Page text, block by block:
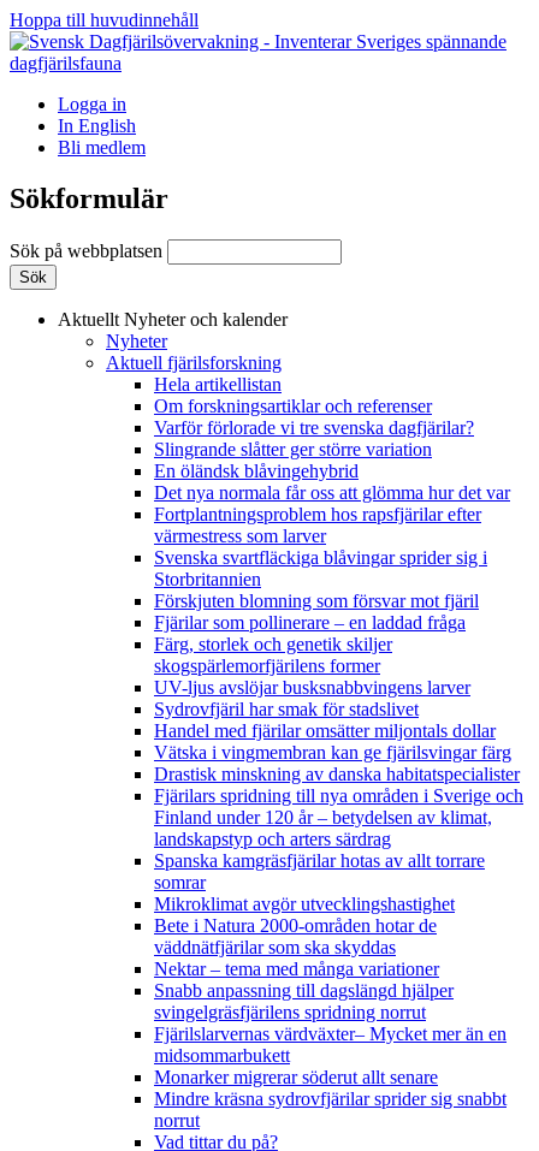
Hoppa till huvudinnehåll
Logga in
In English
Bli medlem
Sökformulär
Sök på webbplatsen
Aktuellt Nyheter och kalender
Nyheter
Aktuell fjärilsforskning
Hela artikellistan
Om forskningsartiklar och referenser
Varför förlorade vi tre svenska dagfjärilar?
Slingrande slåtter ger större variation
En öländsk blåvingehybrid
Det nya normala får oss att glömma hur det var
Fortplantningsproblem hos rapsfjärilar efter
värmestress som larver
Svenska svartfläckiga blåvingar sprider sig i
Storbritannien
Förskjuten blomning som försvar mot fjäril
Fjärilar som pollinerare – en laddad fråga
Färg, storlek och genetik skiljer
skogspärlemorfjärilens former
UV-ljus avslöjar busksnabbvingens larver
Sydrovfjäril har smak för stadslivet
Handel med fjärilar omsätter miljontals dollar
Vätska i vingmembran kan ge fjärilsvingar färg
Drastisk minskning av danska habitatspecialister
Fjärilars spridning till nya områden i Sverige och
Finland under 120 år– betydelsen av klimat,
landskapstyp och arters särdrag
Spanska kamgräsfjärilar hotas av allt torrare
somrar
Mikroklimat avgör utvecklingshastighet
Bete i Natura 2000-områden hotar de
väddnätfjärilar som ska skyddas
Nektar – tema med många variationer
Snabb anpassning till dagslängd hjälper
svingelgräsfjärilens spridning norrut
Fjärilslarvernas värdväxter– Mycket mer än en
midsommarbukett
Monarker migrerar söderut allt senare
Mindre kräsna sydrovfjärilar sprider sig snabbt
norrut
Vad tittar du på?